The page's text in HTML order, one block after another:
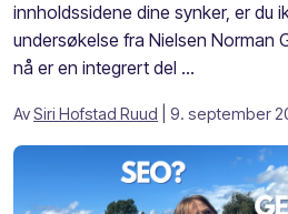
innholdssidene dine synker, er du
undersøkelse fra Nielsen Norman
nå er en integrert del ...
AvSiri Hofstad Ruud | 9. september